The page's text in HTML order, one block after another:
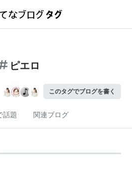
ピエロ
このタグでブログを書く
話題 関連ブログ